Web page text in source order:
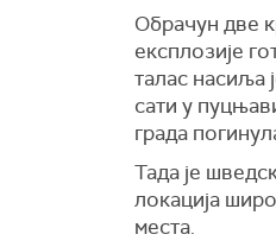
Обрачун две
експлозије
талас насиља
сати у
града
Тада је
локација
места.